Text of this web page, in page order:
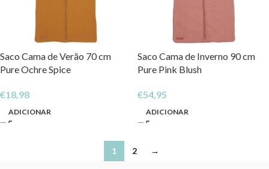
Saco Cama de Verão 70 cm
Pure Ochre Spice
€18,98
ADICIONAR
Saco Cama de Inverno 90 cm
Pure Pink Blush
€54,95
ADICIONAR
1 2 →